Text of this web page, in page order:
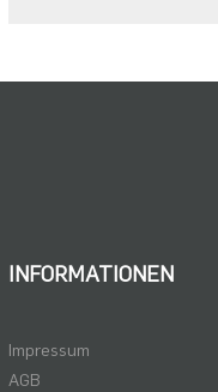
INFORMATIONEN
Impressum
AGB